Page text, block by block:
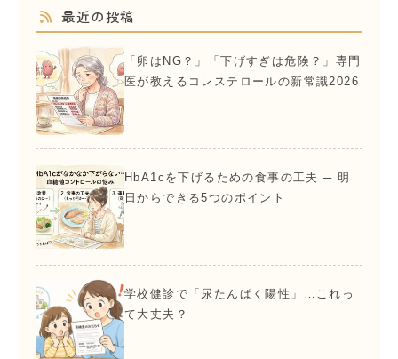
最近の投稿
「卵はNG？」「下げすぎは危険？」専門
医が教えるコレステロールの新常識2026
HbA1cを下げるための食事の工夫 ─ 明
日からできる5つのポイント
学校健診で「尿たんぱく陽性」…これっ
て大丈夫？